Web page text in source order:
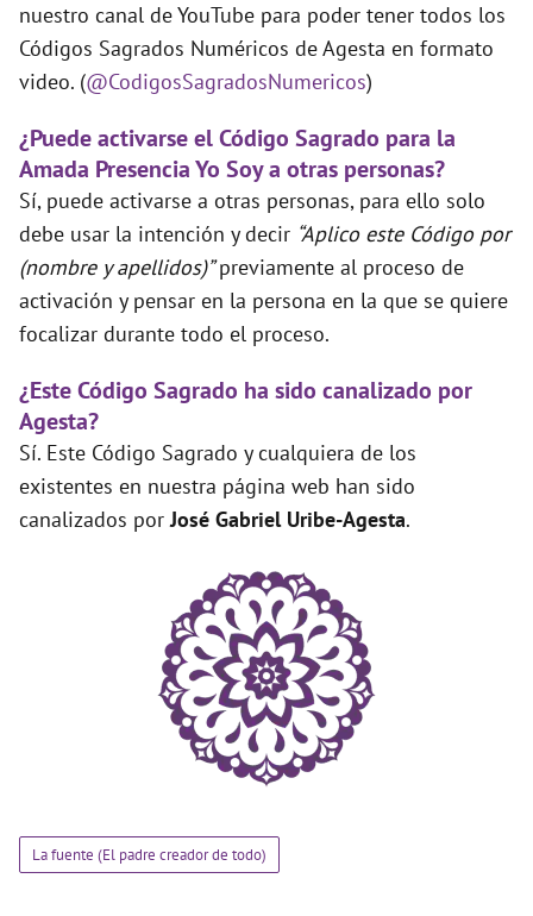
nuestro canal de YouTube para poder tener todos los
Códigos Sagrados Numéricos de Agesta en formato
video. (@CodigosSagradosNumericos)
¿Puede activarse el Código Sagrado para la
Amada Presencia Yo Soy a otras personas?
Sí, puede activarse a otras personas, para ello solo
debe usar la intención y decir “Aplico este Código por
(nombre y apellidos)”previamente al proceso de
activación y pensar en la persona en la que se quiere
focalizar durante todo el proceso.
¿Este Código Sagrado ha sido canalizado por
Agesta?
Sí. Este Código Sagrado y cualquiera de los
existentes en nuestra página web han sido
canalizados porJosé Gabriel Uribe-Agesta.
La fuente (El padre creador de todo)